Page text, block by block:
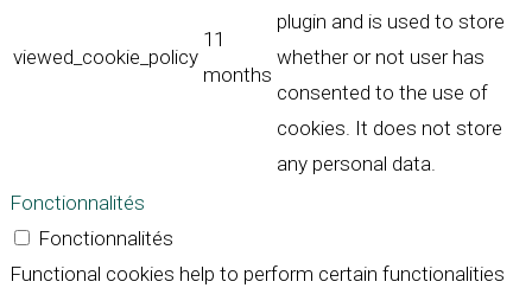
viewed_cookie_policy
11
months
plugin and is used to store
whether or not user has
consented to the use of
cookies. It does not store
any personal data.
Fonctionnalités
Fonctionnalités
Functional cookies help to perform certain functionalities